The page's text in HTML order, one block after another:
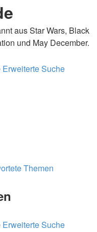
aus Star Wars, Black
und May December.
Erweiterte Suche
Themen
Erweiterte Suche